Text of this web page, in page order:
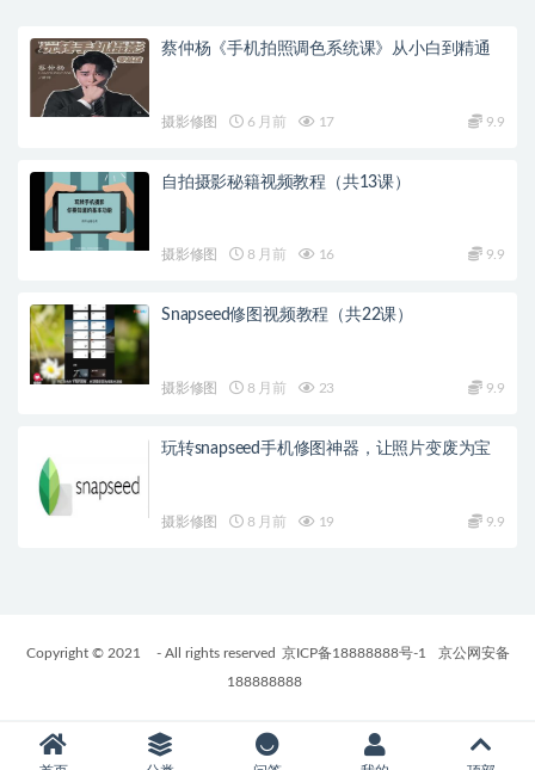
蔡仲杨《手机拍照调色系统课》从小白到精通
摄影修图 6 月前 17 9.9
自拍摄影秘籍视频教程（共13课）
摄影修图 8 月前 16 9.9
Snapseed修图视频教程（共22课）
摄影修图 8 月前 23 9.9
玩转snapseed手机修图神器，让照片变废为宝
摄影修图 8 月前 19 9.9
Copyright © 2021 - All rights reserved 京ICP备18888888号-1
京公网安备
188888888